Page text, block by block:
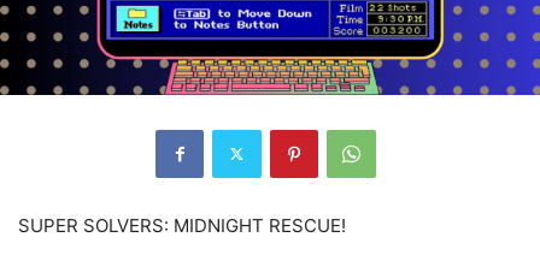
SUPER SOLVERS: MIDNIGHT RESCUE!